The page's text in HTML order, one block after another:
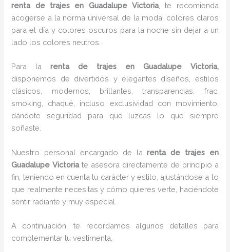
renta de trajes en Guadalupe Victoria, te recomienda
acogerse a la norma universal de la moda, colores claros
para el día y colores oscuros para la noche sin dejar a un
lado los colores neutros.
Para larenta de trajes
en Guadalupe Victoria,
disponemos de divertidos y elegantes diseños, estilos
clásicos, modernos, brillantes, transparencias, frac,
smoking, chaqué, incluso exclusividad con movimiento,
dándote seguridad para que luzcas lo que siempre
soñaste.
Nuestro personal encargado de larenta de trajes en
Guadalupe Victoriate asesora directamente de principio a
fin, teniendo en cuenta tu carácter y estilo, ajustándose a lo
que realmente necesitas y cómo quieres verte, haciéndote
sentir radiante y muy especial.
A continuación, te recordamos algunos detalles para
complementar tu vestimenta.